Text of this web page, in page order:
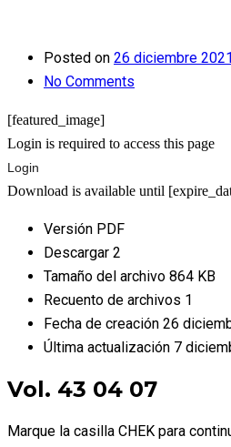
Posted on 26 diciembre 2021
No Comments
[featured_image]
Login is required to access this page
Login
Download is available until
Versión PDF
Descargar 2
Tamaño del archivo 864 KB
Recuento de archivos 1
Fecha de creación 26
Última actualización 7
Vol. 43 04 07
Marque la casilla CHEK para